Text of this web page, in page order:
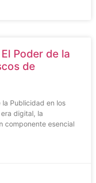
Poder de la
de
la Publicidad en los
digital, la
componente esencial